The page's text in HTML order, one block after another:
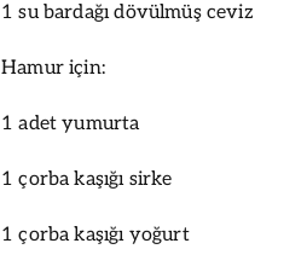
1 su bardağı dövülmüş ceviz
Hamur için:
1 adet yumurta
1 çorba kaşığı sirke
1 çorba kaşığı yoğurt